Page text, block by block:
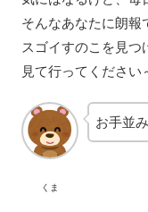
そんなあなたに朗報
スゴイすのこを見つ
見て行ってくださ
くま
お手並